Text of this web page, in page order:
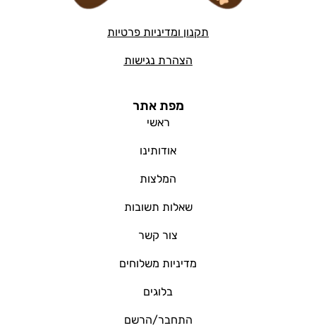
מפת אתר
ראשי
אודותינו
המלצות
שאלות תשובות
צור קשר
מדיניות משלוחים
בלוגים
התחבר/הרשם
תקנון ומדיניות פרטיות
הצהרת נגישות